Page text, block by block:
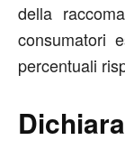
della
consumatori
percentuali